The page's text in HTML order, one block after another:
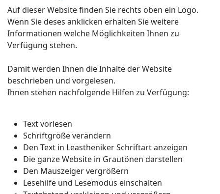
Auf dieser Website finden Sie rechts oben ein Logo.
Wenn Sie deses anklicken erhalten Sie weitere
Informationen welche Möglichkeiten Ihnen zu
Verfügung stehen.
Damit werden Ihnen die Inhalte der Website
beschrieben und vorgelesen.
Ihnen stehen nachfolgende Hilfen zu Verfügung:
Text vorlesen
Schriftgröße verändern
Den Text in Leastheniker Schriftart anzeigen
Die ganze Website in Grautönen darstellen
Den Mauszeiger vergrößern
Lesehilfe und Lesemodus einschalten